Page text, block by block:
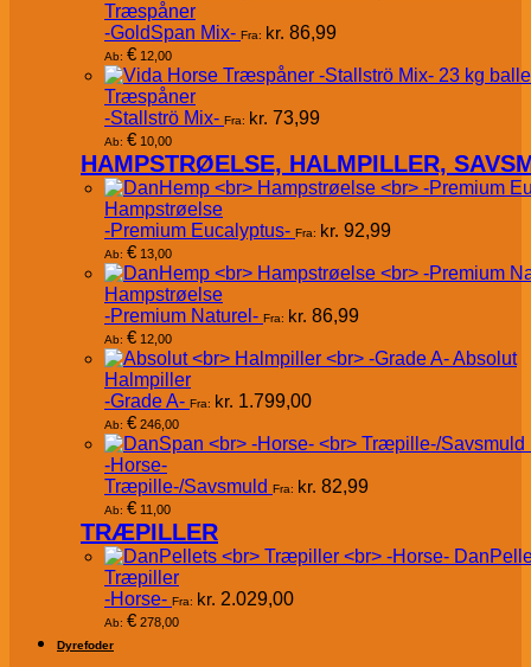
Træspåner
-GoldSpan Mix- Fra: kr. 86,99
Ab: € 12,00
Træspåner
-Stallströ Mix- Fra: kr. 73,99
Ab: € 10,00
HAMPSTRØELSE, HALMPILLER,
Hampstrøelse
-Premium Eucalyptus- Fra: kr. 92,99
Ab: € 13,00
Hampstrøelse
-Premium Naturel- Fra: kr. 86,99
Ab: € 12,00
Absolut
Halmpiller
-Grade A- Fra: kr. 1.799,00
Ab: € 246,00
-Horse-
Træpille-/Savsmuld Fra: kr. 82,99
Ab: € 11,00
TRÆPILLER
Træpiller
-Horse- Fra: kr. 2.029,00
Ab: € 278,00
Dyrefoder